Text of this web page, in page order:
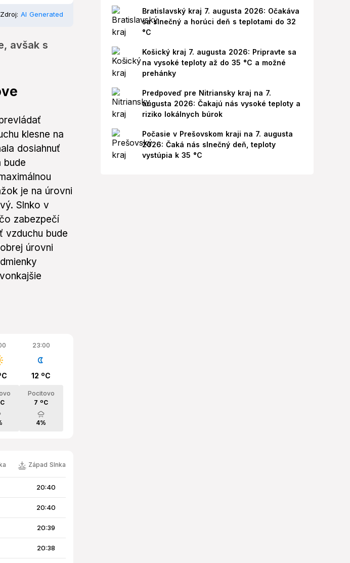
Zdroj: AI Generated
avšak s
klesne na
dosiahnuť
bude
je na úrovni
Slnko v
zabezpečí
vzduchu bude
úrovni
23:00
12 ºC
Pocitovo
7 ºC
4%
Západ Slnka
20:40
20:40
20:39
20:38
Bratislavský kraj 7. augusta 2026: Očakáva
sa slnečný a horúci deň s teplotami do 32
°C
Košický kraj 7. augusta 2026: Pripravte sa
na vysoké teploty až do 35 °C a možné
prehánky
Predpoveď pre Nitriansky kraj na 7.
augusta 2026: Čakajú nás vysoké teploty a
riziko lokálnych búrok
Počasie v Prešovskom kraji na 7. augusta
2026: Čaká nás slnečný deň, teploty
vystúpia k 35 °C